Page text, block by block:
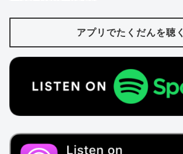
アプリでたくだんを聴く